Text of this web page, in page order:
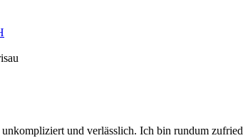
und verlässlich. Ich bin rundum